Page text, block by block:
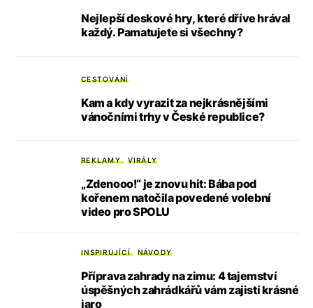
Nejlepší deskové hry, které dříve hrával
každý. Pamatujete si všechny?
CESTOVÁNÍ
Kam a kdy vyrazit za nejkrásnějšími
vánočními trhy v České republice?
REKLAMY VIRÁLY
„Zdenooo!“ je znovu hit: Bába pod
kořenem natočila povedené volební
video pro SPOLU
INSPIRUJÍCÍ NÁVODY
Příprava zahrady na zimu: 4 tajemství
úspěšných zahrádkářů vám zajistí krásné
jaro